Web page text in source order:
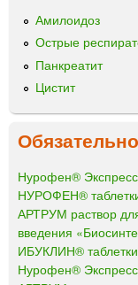
Амилоидоз
Острые
Панкреатит
Цистит
Нурофен®
НУРОФЕН®
АРТРУМ раствор
введения
ИБУКЛИН® таблетки
Нурофен®